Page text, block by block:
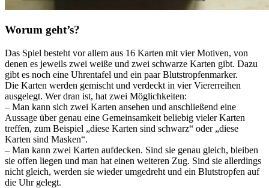
Worum geht’s?
Das Spiel besteht vor allem aus 16 Karten mit vier Motiven, von
denen es jeweils zwei weiße und zwei schwarze Karten gibt. Dazu
gibt es noch eine Uhrentafel und ein paar Blutstropfenmarker.
Die Karten werden gemischt und verdeckt in vier Viererreihen
ausgelegt. Wer dran ist, hat zwei Möglichkeiten:
– Man kann sich zwei Karten ansehen und anschließend eine
Aussage über genau eine Gemeinsamkeit beliebig vieler Karten
treffen, zum Beispiel „diese Karten sind schwarz“ oder „diese
Karten sind Masken“.
– Man kann zwei Karten aufdecken. Sind sie genau gleich, bleiben
sie offen liegen und man hat einen weiteren Zug. Sind sie allerdings
nicht gleich, werden sie wieder umgedreht und ein Blutstropfen auf
die Uhr gelegt.